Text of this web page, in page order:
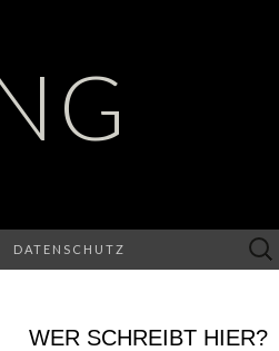
DATENSCHUTZ
Suchen
nach:
WER SCHREIBT HIER?